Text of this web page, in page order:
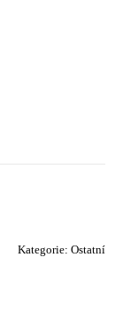
Kategorie: Ostatní